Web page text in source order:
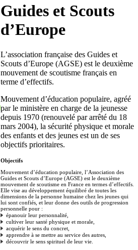
Guides et Scouts
d’Europe
L’association française des Guides et
Scouts d’Europe (AGSE) est le deuxième
mouvement de scoutisme français en
terme d’effectifs.
Mouvement d’éducation populaire, agréé
par le ministère en charge de la jeunesse
depuis 1970 (renouvelé par arrêté du 18
mars 2004), la sécurité physique et morale
des enfants et des jeunes est un de ses
objectifs prioritaires.
Objectifs
Mouvement d’éducation populaire, l’Association des
Guides et Scouts d’Europe (AGSE) est le deuxième
mouvement de scoutisme en France en termes d’effectifs.
Elle vise au développement équilibré de toutes les
dimensions de la personne humaine chez les jeunes qui
lui sont confiés, et leur donne des outils de progression
personnelle pour :
épanouir leur personnalité,
cultiver leur santé physique et morale,
acquérir le sens du concret,
apprendre à se mettre au service des autres,
découvrir le sens spirituel de leur vie.